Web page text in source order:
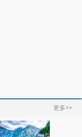
更多>>